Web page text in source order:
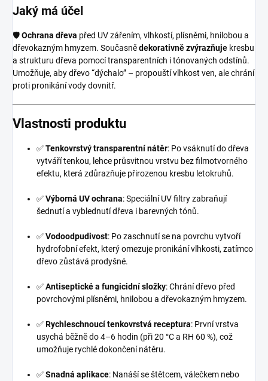
Jaký má účel
🛡️Ochrana dřeva před UV zářením, vlhkostí, plísněmi, hnilobou a
dřevokazným hmyzem. Současnědekorativně zvýrazňuje kresbu
a strukturu dřeva pomocí transparentních i tónovaných odstínů.
Umožňuje, aby dřevo “dýchalo” – propouští vlhkost ven, ale chrání
proti pronikání vody dovnitř.
Vlastnosti produktu
✅Tenkovrstvý transparentní nátěr: Po vsáknutí do dřeva
vytváří tenkou, lehce průsvitnou vrstvu bez filmotvorného
efektu, která zdůrazňuje přirozenou kresbu letokruhů.
✅Výborná UV ochrana: Speciální UV filtry zabraňují
šednutí a vyblednutí dřeva i barevných tónů.
✅Vodoodpudivost: Po zaschnutí se na povrchu vytvoří
hydrofobní efekt, který omezuje pronikání vlhkosti, zatímco
dřevo zůstává prodyšné.
✅Antiseptické a fungicidní složky: Chrání dřevo před
povrchovými plísněmi, hnilobou a dřevokazným hmyzem.
✅Rychleschnoucí tenkovrstvá receptura: První vrstva
usychá běžně do 4–6 hodin (při 20 °C a RH 60 %), což
umožňuje rychlé dokončení nátěru.
✅Snadná aplikace: Nanáší se štětcem, válečkem nebo